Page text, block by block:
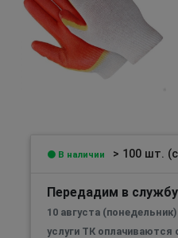
В наличии > 100 шт.
Передадим в
10 августа (понедельник)
услуги ТК оплачиваются